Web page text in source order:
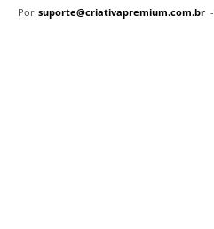
Por suporte@criativapremium.com.br -